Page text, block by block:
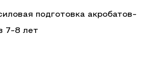
подготовка акробатов-
7-8 лет